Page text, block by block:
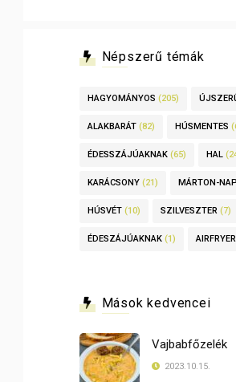
Népszerű témák
HAGYOMÁNYOS (205)
ALAKBARÁT (82) HÚSMENTES
ÉDESSZÁJÚAKNAK (65) HAL
KARÁCSONY (21) MÁRTON-NAP
HÚSVÉT (10) SZILVESZTER (7)
ÉDESZÁJÚAKNAK (1) AIRFRYER
Mások kedvencei
Vajbabfőzelék
2023.10.15.